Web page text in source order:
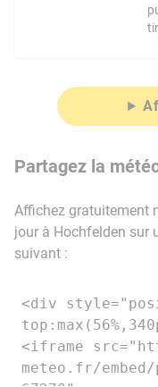
Partagez la
Affichez gratuitement
jour à Hochfelden sur
suivant :